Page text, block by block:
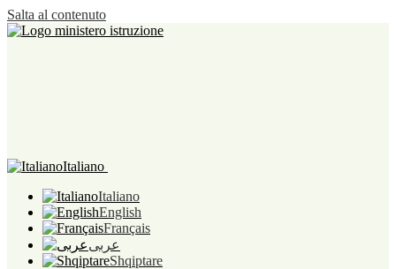
Salta al contenuto
Italiano
Italiano
English
Français
عربى
Shqiptare